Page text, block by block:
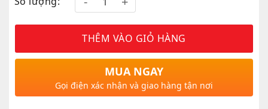
850,000₫.
THÊM VÀO GIỎ HÀNG
MUA NGAY
Gọi điện xác nhận và giao hàng tận nơi